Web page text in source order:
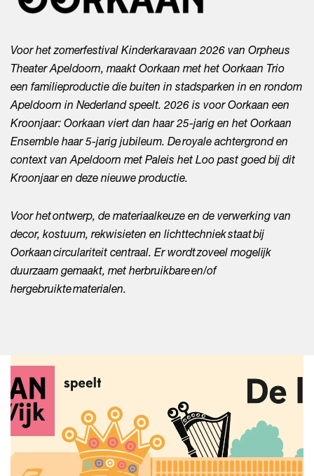
Voor het zomerfestival Kinderkaravaan 2026 van Orpheus
Theater Apeldoorn, maakt Oorkaan met het Oorkaan Trio
een familieproductie die buiten in stadsparken in en rondom
Apeldoorn in Nederland speelt. 2026 is voor Oorkaan een
Kroonjaar: Oorkaan viert dan haar 25-jarig en het Oorkaan
Ensemble haar 5-jarig jubileum. De royale achtergrond en
context van Apeldoorn met Paleis het Loo past goed bij dit
Kroonjaar en deze nieuwe productie.
Voor het ontwerp, de materiaalkeuze en de verwerking van
decor, kostuum, rekwisieten en lichttechniek staat bij
Oorkaan circulariteit centraal. Er wordt zoveel mogelijk
duurzaam gemaakt, met herbruikbare en/of
hergebruikte materialen.